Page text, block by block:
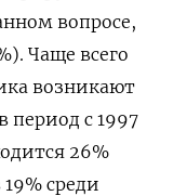
вопросе,
Чаще всего
возникают
период с 1997
26%
среди